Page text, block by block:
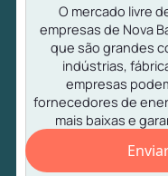
O mercado livre
empresas de Nova
que são grandes
indústrias,
empresas
fornecedores de
mais baixas e